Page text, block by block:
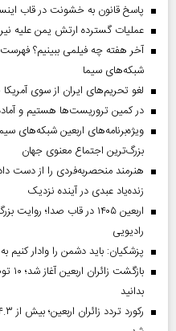
پاسخ قانون به خشونت در قاب
عملیات گسترده ارتش یمن علیه
آخر هفته چه فیلمی ببینیم؟
شبکه‌های سیما
لغو تحریم‌های ایران از سوی
در کمین تروریست‌ها هستیم و
ویژه‌برنامه‌های اربعین شبکه‌های
بزرگ‌ترین اجتماع معنوی جهان
زنده‌یاد عبدی در آینده نزدیک
اربعین ۱۴۰۵ در قاب صدا؛
رادیویی
پزشکیان: باید دشمن را وادار کنیم
بدانید